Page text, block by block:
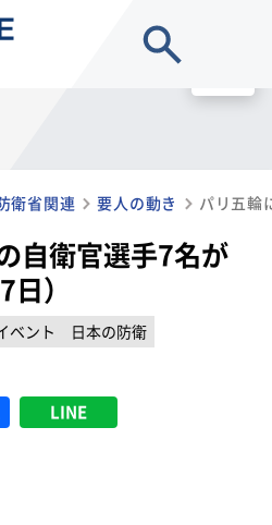
衛省関連 要人の動き
自衛官選手7名が
）
ベント
日本の防衛
LINE